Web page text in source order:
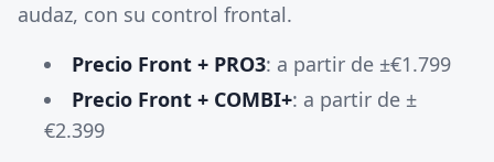
audaz, con su control frontal.
Precio Front + PRO3: a partir de ±€1.799
Precio Front + COMBI+: a partir de ±
€2.399